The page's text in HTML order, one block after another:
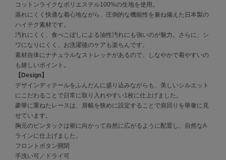
DANSKIN
ダンスキン
EIMY ISTOIRE
エイミー イストワール
emmi
エミ
emmi atelier
エミ アトリエ
emmi yoga
エミヨガ
コットンライクなポリエステル100%の生地を使用。
蒸れにくく快適な着心地ながら、圧倒的な機能性を兼ね備えた日本製の
ハイテク素材です。
汚れにくく、食べこぼしによる油性汚れにも強いのが魅力。さらに、シ
ワになりにくく、お洗濯後のケアも楽ちんです。
素材自体にナチュラルなストレッチがあるので、しなやかで着やすいの
も嬉しいポイント。
【Design】
デザインディテールをふんだんに盛り込みながらも、美しいシルエット
にこだわることで日常に取り入れやすい1枚に仕上げました。
豪華に重ねたレースは、肩幅を狭めに設定することで肩回りを華奢に見
せています。
胸元のピンタックは裾に向かって自然に広がるように配置し、自然なA
ラインに仕上げました。
フロントボタン開閉
手洗い可／ドライ可